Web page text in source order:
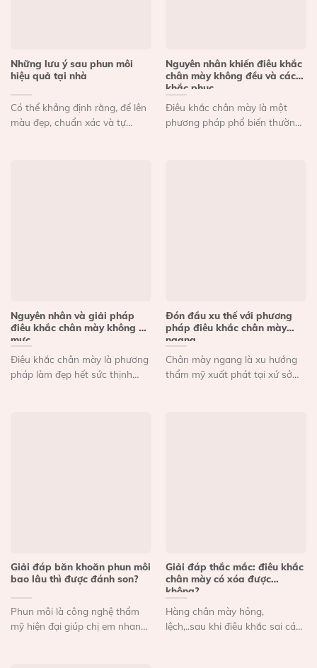
Những lưu ý sau phun môi
hiệu quả tại nhà
Có thể khẳng định rằng, để lên
màu đẹp, chuẩn xác và tự
Nguyên nhân khiến điêu khắc
chân mày không đều và cách
khắc phục
Điêu khắc chân mày là một
phương pháp phổ biến thường
Nguyên nhân và giải pháp
điêu khắc chân mày không ăn
mực
Điêu khắc chân mày là phương
pháp làm đẹp hết sức thịnh
Đón đầu xu thế với phương
pháp điêu khắc chân mày
ngang
Chân mày ngang là xu hướng
thẩm mỹ xuất phát tại xứ sở
Giải đáp băn khoăn phun môi
bao lâu thì được đánh son?
Phun môi là công nghệ thẩm
mỹ hiện đại giúp chị em nhanh
Giải đáp thắc mắc: điêu khắc
chân mày có xóa được
không?
Hàng chân mày hỏng,
lệch,..sau khi điêu khắc sai cách